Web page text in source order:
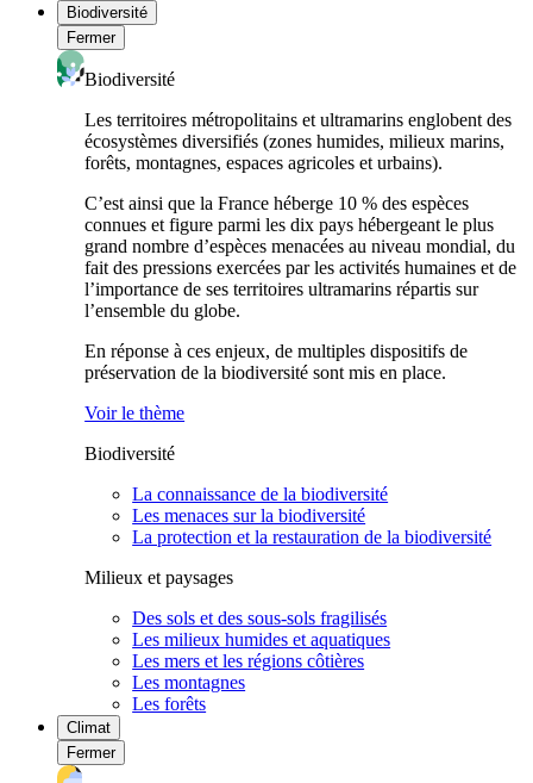
Biodiversité
Fermer
Biodiversité
Les territoires métropolitains et ultramarins englobent des
écosystèmes diversifiés (zones humides, milieux marins,
forêts, montagnes, espaces agricoles et urbains).
C’est ainsi que la France héberge 10 % des espèces
connues et figure parmi les dix pays hébergeant le plus
grand nombre d’espèces menacées au niveau mondial, du
fait des pressions exercées par les activités humaines et de
l’importance de ses territoires ultramarins répartis sur
l’ensemble du globe.
En réponse à ces enjeux, de multiples dispositifs de
préservation de la biodiversité sont mis en place.
Voir le thème
Biodiversité
La connaissance de la biodiversité
Les menaces sur la biodiversité
La protection et la restauration de la biodiversité
Milieux et paysages
Des sols et des sous-sols fragilisés
Les milieux humides et aquatiques
Les mers et les régions côtières
Les montagnes
Les forêts
Climat
Fermer